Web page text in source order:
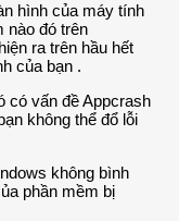
hình của máy tính
nào đó trên
ra trên hầu hết
của bạn .
có vấn đề Appcrash
không thể đổ lỗi
không bình
phần mềm bị